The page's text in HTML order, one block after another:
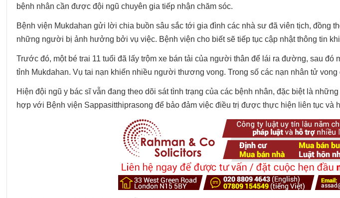
bệnh nhân cần được đội ngũ chuyên gia tiếp nhận chăm sóc.
Bệnh viện Mukdahan gửi lời chia buồn sâu sắc tới gia đình các nhà sư đã viên tịch, đồng
những người bị ảnh hưởng bởi vụ việc. Bệnh viện cho biết sẽ tiếp tục cập nhật thông tin
Trước đó, một bé trai 11 tuổi đã lấy trộm xe bán tải của người thân để lái ra đường, sau đó
tỉnh Mukdahan. Vụ tai nạn khiến nhiều người thương vong. Trong số các nạn nhân tử
Hiện đội ngũ y bác sĩ vẫn đang theo dõi sát tình trạng của các bệnh nhân, đặc biệt là
hợp với Bệnh viện Sappasitthiprasong để bảo đảm việc điều trị được thực hiện liên tục và